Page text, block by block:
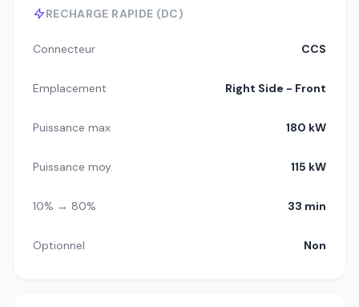
RECHARGE RAPIDE (DC)
Connecteur CCS
Emplacement Right Side - Front
Puissance max 180 kW
Puissance moy. 115 kW
10% → 80% 33 min
Optionnel Non